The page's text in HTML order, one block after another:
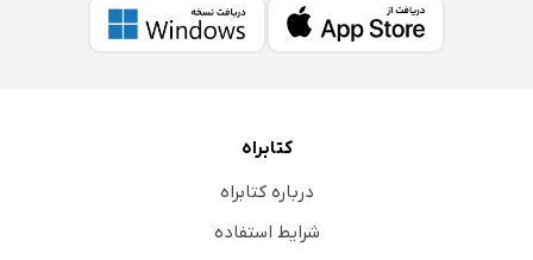
کتابراه
درباره کتابراه
شرایط استفاده